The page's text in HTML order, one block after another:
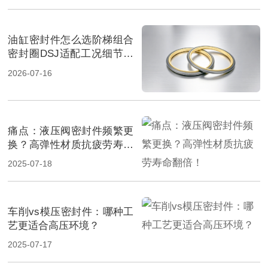
油缸密封件怎么选阶梯组合
密封圈DSJ适配工况细节解
析
2026-07-16
痛点‌：液压阀密封件频繁更
换？高弹性材质抗疲劳寿命
翻倍！
2025-07-18
车削vs模压密封件：哪种工
艺更适合高压环境？
2025-07-17